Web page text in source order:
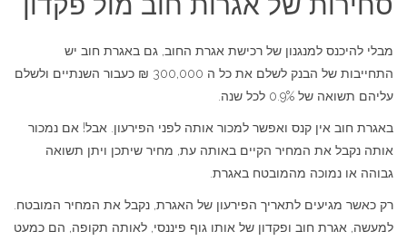
מבלי להיכנס למנגנון של רכישת אגרת החוב, גם באגרת חוב יש
התחייבות של הבנק לשלם את כל ה 300,000 ₪ כעבור השנתיים ולשלם
עליהם תשואה של 0.9% לכל שנה.
באגרת חוב אין קנס ואפשר למכור אותה לפני הפירעון. אבל! אם נמכור
אותה נקבל את המחיר הקיים באותה עת, מחיר שיתכן ויתן תשואה
גבוהה או נמוכה מהמובטח באגרת.
רק כאשר מגיעים לתאריך הפירעון של האגרת, נקבל את המחיר המובטח.
למעשה, אגרת חוב ופקדון של אותו גוף פיננסי, לאותה תקופה, הם כמעט